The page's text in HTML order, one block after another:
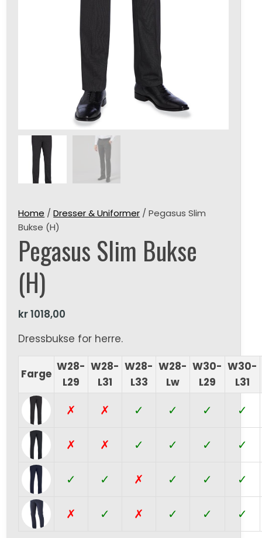
Home /Dresser & Uniformer / Pegasus Slim
Bukse (H)
Pegasus Slim Bukse
(H)
kr1018,00
Dressbukse for herre.
Farge
W28-
L29
W28-
L31
W28-
L33
W28-
Lw
W30-
L29
W30-
L31
✗ ✗ ✓ ✓ ✓ ✓
✗ ✗ ✓ ✓ ✓ ✓
✓ ✓ ✗ ✓ ✓ ✓
✗ ✓ ✗ ✓ ✓ ✓